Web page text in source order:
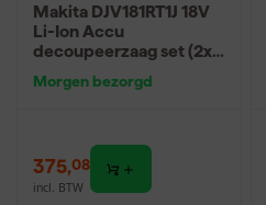
Makita DJV181RT1J 18V
Li-Ion Accu
decoupeerzaag set (2x
greep - variabel -
Morgen bezorgd
375,08
incl. BTW